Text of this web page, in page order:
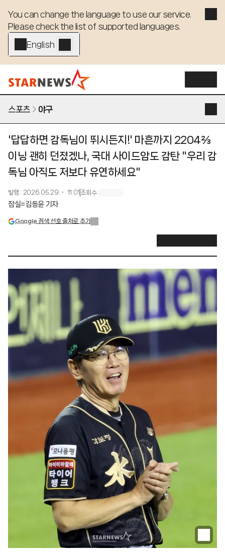
You can change the language to use our service.
Please check the list of supported languages.
English - EN
스포츠 야구
'답답하면 감독님이 뛰시든지!' 마흔까지 2204⅔
이닝 괜히 던졌겠나, 국대 사이드암도 감탄 "우리 감
독님 아직도 저보다 유연하세요"
발행 : 2026.05.29 ・ 11:01 조회수:
잠실=김동윤 기자
Google 검색 선호 출처로 추가